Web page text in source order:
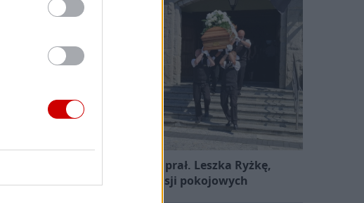
Pożegnano śp. ks. prał. Leszka Ryżkę,
uczestnika misji pokojowych